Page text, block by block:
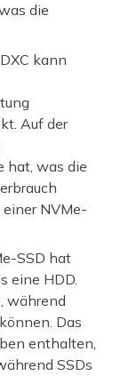
die
kann
Auf der
hat, was die
NVMe-
SSD hat
eine HDD.
während
Das
enthalten,
SSDs